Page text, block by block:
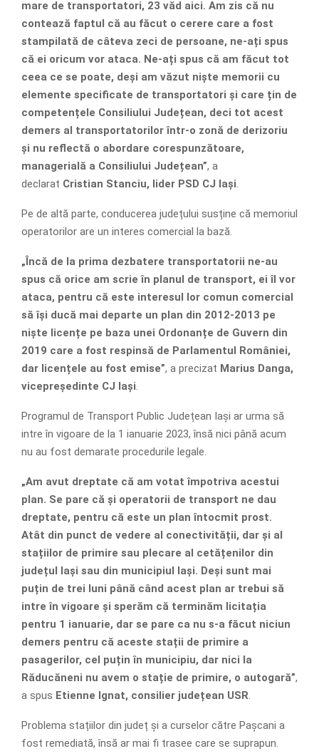
mare de transportatori, 23 văd aici. Am zis că nu
contează faptul că au făcut o cerere care a fost
stampilată de câteva zeci de persoane, ne-ați spus
că ei oricum vor ataca. Ne-ați spus că am făcut tot
ceea ce se poate, deși am văzut niște memorii cu
elemente specificate de transportatori și care țin de
competențele Consiliului Județean, deci tot acest
demers al transportatorilor într-o zonă de derizoriu
și nu reflectă o abordare corespunzătoare,
managerială a Consiliului Județean”, a
declarat Cristian Stanciu, lider PSD CJ Iași.
Pe de altă parte, conducerea județului susține că memoriul
operatorilor are un interes comercial la bază.
„Încă de la prima dezbatere transportatorii ne-au
spus că orice am scrie în planul de transport, ei îl vor
ataca, pentru că este interesul lor comun comercial
să își ducă mai departe un plan din 2012-2013 pe
niște licențe pe baza unei Ordonanțe de Guvern din
2019 care a fost respinsă de Parlamentul României,
dar licențele au fost emise”, a precizat Marius Danga,
vicepreședinte CJ Iași.
Programul de Transport Public Județean Iași ar urma să
intre în vigoare de la 1 ianuarie 2023, însă nici până acum
nu au fost demarate procedurile legale.
„Am avut dreptate că am votat împotriva acestui
plan. Se pare că și operatorii de transport ne dau
dreptate, pentru că este un plan întocmit prost.
Atât din punct de vedere al conectivității, dar și al
stațiilor de primire sau plecare al cetățenilor din
județul Iași sau din municipiul Iași. Deși sunt mai
puțin de trei luni până când acest plan ar trebui să
intre în vigoare și sperăm că terminăm licitația
pentru 1 ianuarie, dar se pare ca nu s-a făcut niciun
demers pentru că aceste stații de primire a
pasagerilor, cel puțin în municipiu, dar nici la
Răducăneni nu avem o stație de primire, o autogară”,
a spus Etienne Ignat, consilier județean USR.
Problema stațiilor din județ și a curselor către Pașcani a
fost remediată, însă ar mai fi trasee care se suprapun.